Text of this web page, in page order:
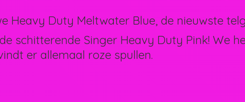
Heavy Duty Meltwater Blue, de nieuwste
schitterende Singer Heavy Duty Pink! We
er allemaal roze spullen.